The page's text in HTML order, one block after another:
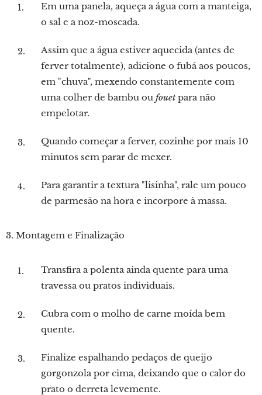
Em uma panela, aqueça a água com a manteiga,
o sal e a noz-moscada.
Assim que a água estiver aquecida (antes de
ferver totalmente), adicione o fubá aos poucos,
em "chuva", mexendo constantemente com
uma colher de bambu ou fouetpara não
empelotar.
Quando começar a ferver, cozinhe por mais 10
minutos sem parar de mexer.
Para garantir a textura "lisinha", rale um pouco
de parmesão na hora e incorpore à massa.
3. Montagem e Finalização
Transfira a polenta ainda quente para uma
travessa ou pratos individuais.
Cubra com o molho de carne moída bem
quente.
Finalize espalhando pedaços de queijo
gorgonzola por cima, deixando que o calor do
prato o derreta levemente.